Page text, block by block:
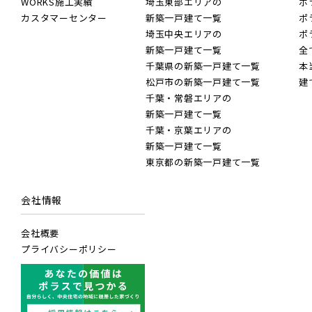
JR高
埼玉県越谷市
千葉県千葉市美浜区
JR川
JR東
すぐに入居可能
こだわり条件
指定
埼玉県越谷市
カスタマーセンター
新築一戸建て一覧
埼玉中央エリアの
新築一戸建て一覧
千葉県の新築一戸建て一覧
松戸市の新築一戸建て一覧
千葉・常磐エリアの
新築一戸建て一覧
千葉・京葉エリアの
新築一戸建て一覧
東京都の新築一戸建て一覧
ポ
ポ
全
本
建
会社情報
会社概要
プライバシーポリシー